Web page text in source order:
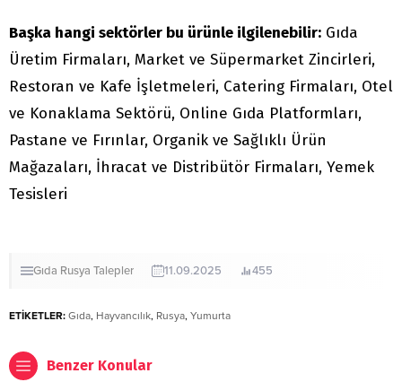
Başka hangi sektörler bu ürünle ilgilenebilir: Gıda
Üretim Firmaları, Market ve Süpermarket Zincirleri,
Restoran ve Kafe İşletmeleri, Catering Firmaları, Otel
ve Konaklama Sektörü, Online Gıda Platformları,
Pastane ve Fırınlar, Organik ve Sağlıklı Ürün
Mağazaları, İhracat ve Distribütör Firmaları, Yemek
Tesisleri
Gıda Rusya Talepler 11.09.2025 455
ETİKETLER: Gıda, Hayvancılık, Rusya, Yumurta
Benzer Konular